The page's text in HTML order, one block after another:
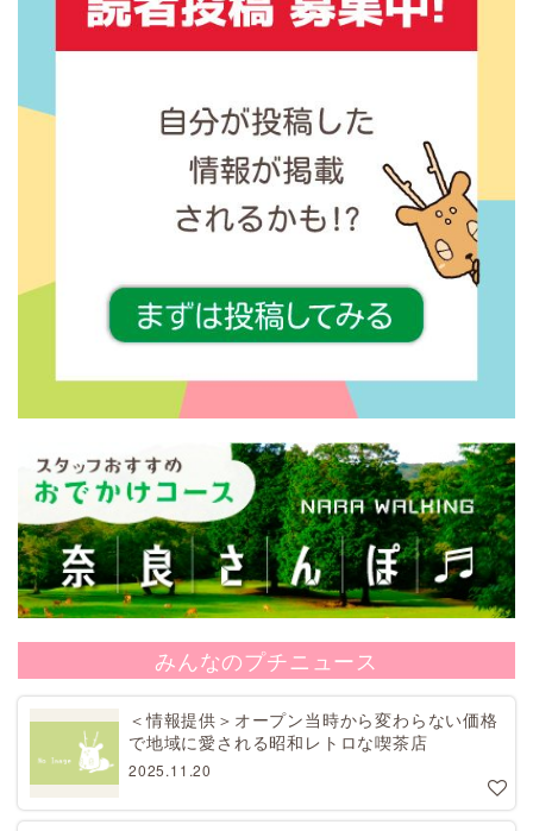
みんなのプチニュース
＜情報提供＞オープン当時から変わらない価格
で地域に愛される昭和レトロな喫茶店
2025.11.20